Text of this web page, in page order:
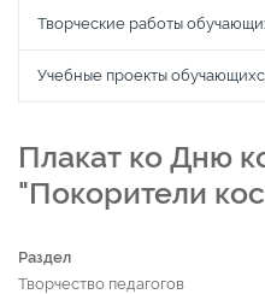
Творческие работы
Учебные проекты
Плакат ко Дню
"Покорители
Раздел
Творчество педагогов